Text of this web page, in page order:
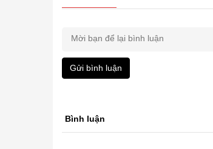
Gửi bình luận
Bình luận